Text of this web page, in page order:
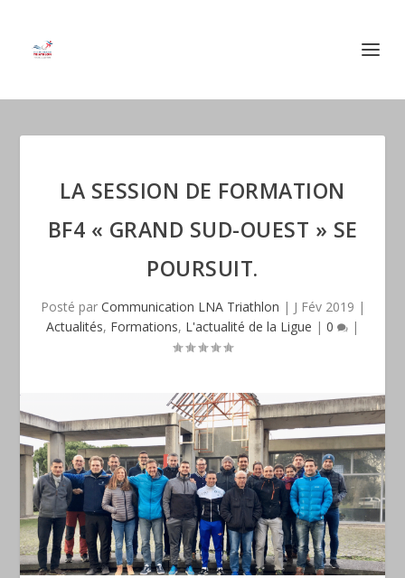
LA SESSION DE FORMATION
BF4 « GRAND SUD-OUEST » SE
POURSUIT.
Posté par Communication LNA Triathlon | J Fév 2019 |
Actualités, Formations, L'actualité de la Ligue | 0 |